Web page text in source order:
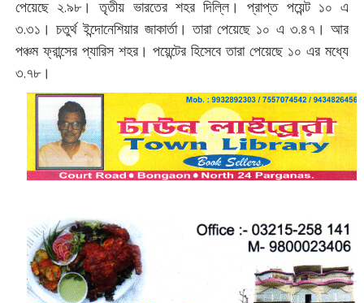
পেয়েছে ২.৯৮। তৃতীয় ভারতের শহর দিল্লি। প্রাপ্ত পয়েন্ট ১০ এ
৩.৩১। চতুর্থ ইন্দোনেশিয়ার জাকার্তা। তারা পেয়েছে ১০ এ ৩.৪৭। আর
পঞ্চম ফ্রান্সের প্যারিস শহর। পয়েন্টের হিসেবে তারা পেয়েছে ১০ এর মধ্যে
৩.৭৮।